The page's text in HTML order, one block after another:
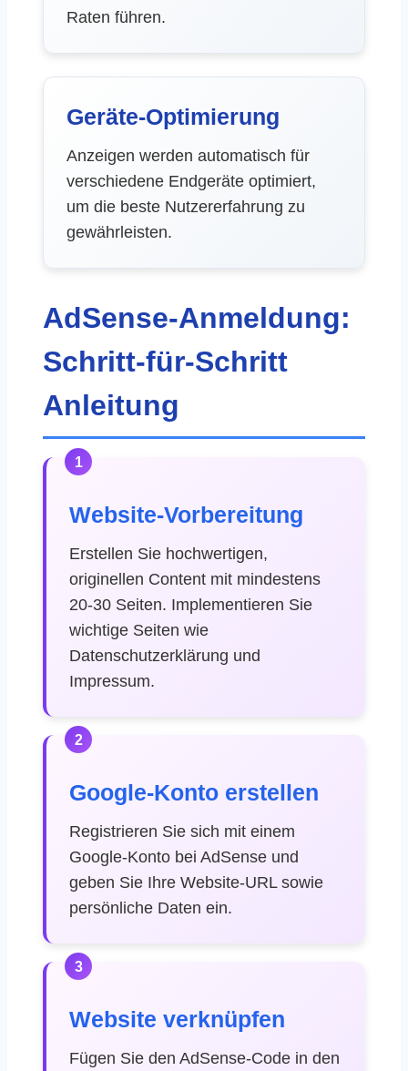
Raten führen.
Geräte-Optimierung
Anzeigen werden automatisch für
verschiedene Endgeräte optimiert,
um die beste Nutzererfahrung zu
gewährleisten.
AdSense-Anmeldung:
Schritt-für-Schritt
Anleitung
1
Website-Vorbereitung
Erstellen Sie hochwertigen,
originellen Content mit mindestens
20-30 Seiten. Implementieren Sie
wichtige Seiten wie
Datenschutzerklärung und
Impressum.
2
Google-Konto erstellen
Registrieren Sie sich mit einem
Google-Konto bei AdSense und
geben Sie Ihre Website-URL sowie
persönliche Daten ein.
3
Website verknüpfen
Fügen Sie den AdSense-Code in den